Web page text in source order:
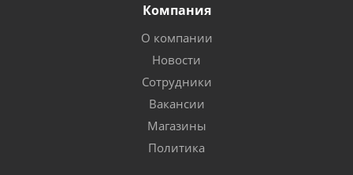
Компания
О компании
Новости
Сотрудники
Вакансии
Магазины
Политика